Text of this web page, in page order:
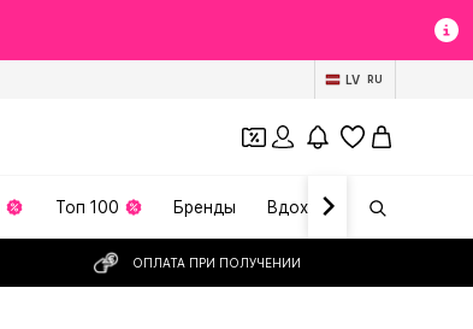
LV RU
Топ 100 Бренды Вдохновение
ОПЛАТА ПРИ ПОЛУЧЕНИИ